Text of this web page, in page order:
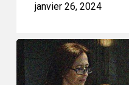
janvier 26, 2024
L’urgence
n’est
pas